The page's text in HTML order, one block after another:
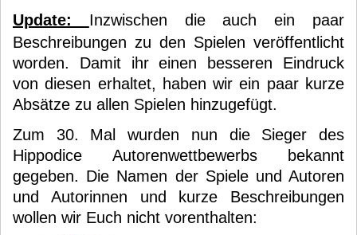
Update: Inzwischen die auch ein paar
Beschreibungen zu den Spielen veröffentlicht
worden. Damit ihr einen besseren Eindruck
von diesen erhaltet, haben wir ein paar kurze
Absätze zu allen Spielen hinzugefügt.
Zum 30. Mal wurden nun die Sieger des
Hippodice Autorenwettbewerbs bekannt
gegeben. Die Namen der Spiele und Autoren
und Autorinnen und kurze Beschreibungen
wollen wir Euch nicht vorenthalten: